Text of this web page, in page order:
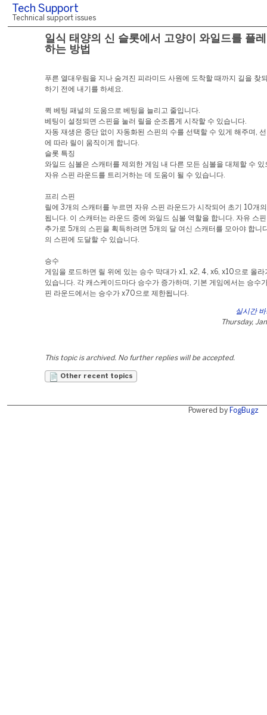
Tech Support
Technical support issues
일식 태양의 신 슬롯에서 고양이 와일드를 플
하는 방법
푸른 열대우림을 지나 숨겨진 피라미드 사원에 도착할 때까지 길을 찾
하기 전에 내기를 하세요.
퀵 베팅 패널의 도움으로 베팅을 늘리고 줄입니다.
베팅이 설정되면 스핀을 눌러 릴을 순조롭게 시작할 수 있습니다.
자동 재생은 중단 없이 자동화된 스핀의 수를 선택할 수 있게 해주며,
에 따라 릴이 움직이게 합니다.
슬롯 특징
와일드 심볼은 스캐터를 제외한 게임 내 다른 모든 심볼을 대체할 수 있
자유 스핀 라운드를 트리거하는 데 도움이 될 수 있습니다.
프리 스핀
릴에 3개의 스캐터를 누르면 자유 스핀 라운드가 시작되어 초기 10개
됩니다. 이 스캐터는 라운드 중에 와일드 심볼 역할을 합니다. 자유 스
추가로 5개의 스핀을 획득하려면 5개의 달 여신 스캐터를 모아야 합니
의 스핀에 도달할 수 있습니다.
승수
게임을 로드하면 릴 위에 있는 승수 막대가 x1, x2, 4, x6, x10으로 올라
있습니다. 각 캐스케이드마다 승수가 증가하며, 기본 게임에서는 승수
핀 라운드에서는 승수가 x70으로 제한됩니다.
실시간
Thursday,
This topic is archived. No further replies will be accepted.
Other recent topics
Powered by FogBugz